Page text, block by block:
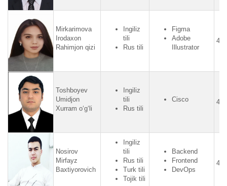
Mirkarimova
Irodaxon
Rahimjon qizi
Ingiliz
tili
Rus tili
Figma
Adobe
Illustrator
Toshboyev
Umidjon
Xurram o‘g‘li
Ingiliz
tili
Rus tili
Cisco
Nosirov
Mirfayz
Baxtiyorovich
Ingiliz
tili
Rus tili
Turk tili
Tojik tili
Backend
Frontend
DevOps